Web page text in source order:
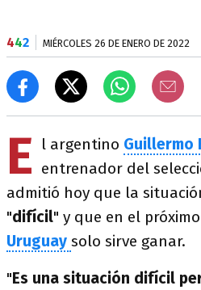
442 MIÉRCOLES 26 DE ENERO DE 2022
E l argentino Guillermo
entrenador del
admitió hoy que la
"difícil" y que en el
Uruguay solo sirve ganar.
"Es una situación difícil